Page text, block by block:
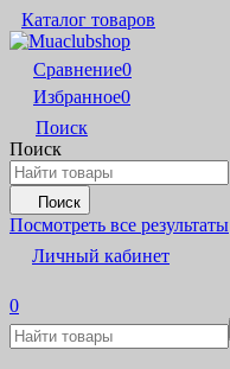
Каталог товаров
Сравнение0
Избранное0
Поиск
Поиск
Поиск
Посмотреть все результаты
Личный кабинет
0